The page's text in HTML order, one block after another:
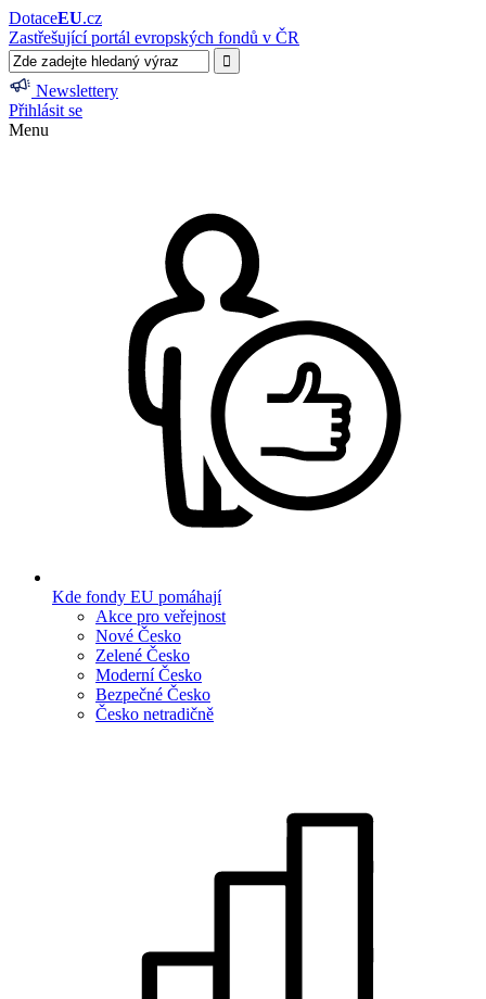
DotaceEU.cz
Zastřešující portál evropských fondů v ČR
Newslettery
Přihlásit se
Menu
Kde fondy EU pomáhají
Akce pro veřejnost
Nové Česko
Zelené Česko
Moderní Česko
Bezpečné Česko
Česko netradičně